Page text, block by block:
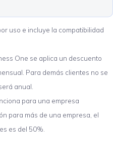
uso e incluye la compatibilidad
One se aplica un descuento
Para demás clientes no se
anual.
para una empresa
para más de una empresa, el
es del 50%.